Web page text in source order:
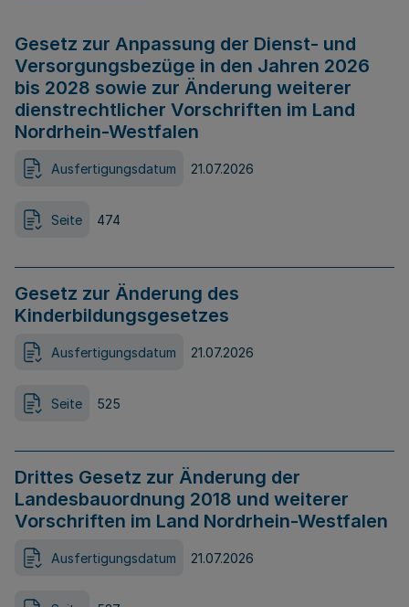
Gesetz zur Anpassung der Dienst- und
Versorgungsbezüge in den Jahren 2026
bis 2028 sowie zur Änderung weiterer
dienstrechtlicher Vorschriften im Land
Nordrhein-Westfalen
Ausfertigungsdatum 21.07.2026
Seite 474
Gesetz zur Änderung des
Kinderbildungsgesetzes
Ausfertigungsdatum 21.07.2026
Seite 525
Drittes Gesetz zur Änderung der
Landesbauordnung 2018 und weiterer
Vorschriften im Land Nordrhein-Westfalen
Ausfertigungsdatum 21.07.2026